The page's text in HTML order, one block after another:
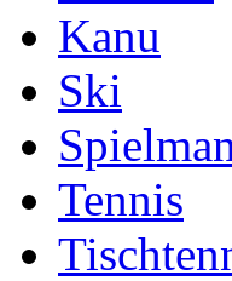
Kanu
Ski
Tennis